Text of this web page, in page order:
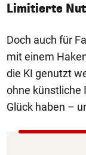
Limitierte
Doch auch für
mit einem
die KI genutzt
ohne künstliche
Glück haben –